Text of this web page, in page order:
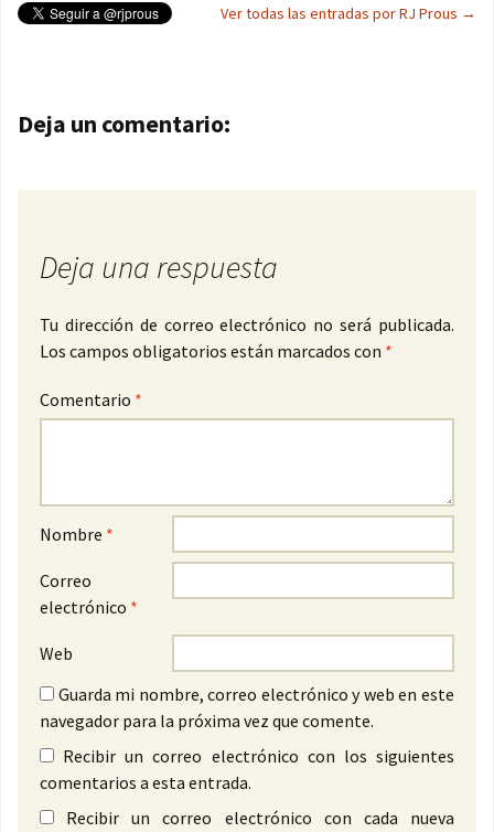
Ver todas las entradas por RJ Prous →
Navegación de entradas
Deja un comentario:
Deja una respuesta
Tu dirección de correo electrónico no será publicada.
Los campos obligatorios están marcados con *
Comentario *
Nombre *
Correo
electrónico *
Web
Guarda mi nombre, correo electrónico y web en este
navegador para la próxima vez que comente.
Recibir un correo electrónico con los siguientes
comentarios a esta entrada.
Recibir un correo electrónico con cada nueva